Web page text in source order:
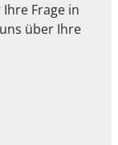
Frage in
über Ihre